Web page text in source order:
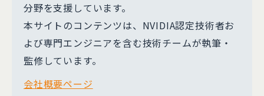
分野を支援しています。
本サイトのコンテンツは、NVIDIA認定技術者お
よび専門エンジニアを含む技術チームが執筆・
監修しています。
会社概要ページ